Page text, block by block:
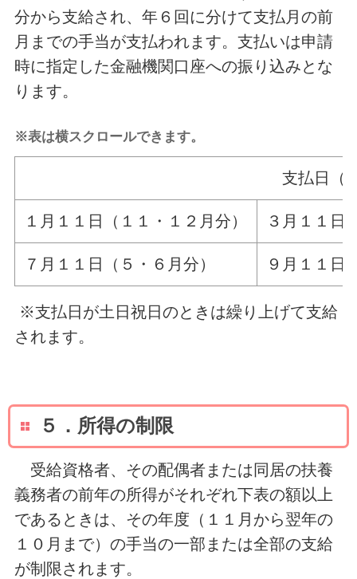
分から支給され、年６回に分けて支払月の前
月までの手当が支払われます。支払いは申請
時に指定した金融機関口座への振り込みとな
ります。
※表は横スクロールできます。
支払日（
１月１１日（１１・１２月分） ３月１１日
７月１１日（５・６月分） ９月１１日
※支払日が土日祝日のときは繰り上げて支給
されます。
５．所得の制限
受給資格者、その配偶者または同居の扶養
義務者の前年の所得がそれぞれ下表の額以上
であるときは、その年度（１１月から翌年の
１０月まで）の手当の一部または全部の支給
が制限されます。